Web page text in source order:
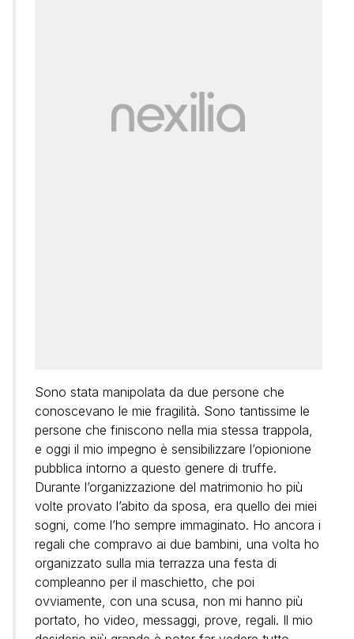
Sono stata manipolata da due persone che
conoscevano le mie fragilità. Sono tantissime le
persone che finiscono nella mia stessa trappola,
e oggi il mio impegno è sensibilizzare l’opionione
pubblica intorno a questo genere di truffe.
Durante l’organizzazione del matrimonio ho più
volte provato l’abito da sposa, era quello dei miei
sogni, come l’ho sempre immaginato. Ho ancora i
regali che compravo ai due bambini, una volta ho
organizzato sulla mia terrazza una festa di
compleanno per il maschietto, che poi
ovviamente, con una scusa, non mi hanno più
portato, ho video, messaggi, prove, regali. Il mio